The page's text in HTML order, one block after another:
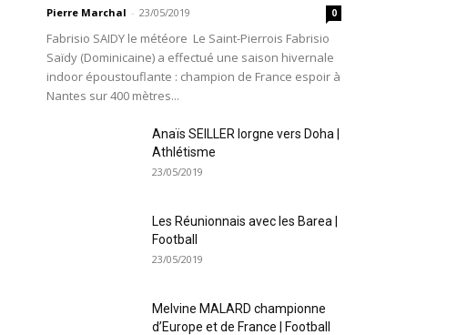
Pierre Marchal - 23/05/2019 0
Fabrisio SAIDY le météore Le Saint-Pierrois Fabrisio
Saïdy (Dominicaine) a effectué une saison hivernale
indoor époustouflante : champion de France espoir à
Nantes sur 400 mètres...
Anaïs SEILLER lorgne vers Doha |
Athlétisme
23/05/2019
Les Réunionnais avec les Barea |
Football
23/05/2019
Melvine MALARD championne
d’Europe et de France | Football